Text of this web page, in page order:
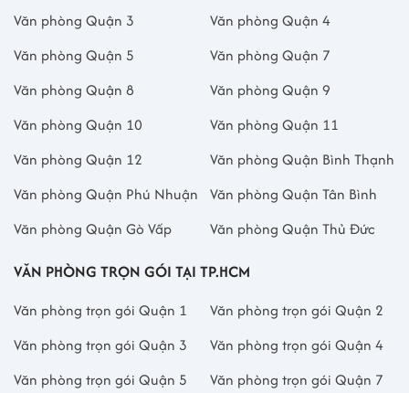
Văn phòng Quận 3
Văn phòng Quận 4
Văn phòng Quận 5
Văn phòng Quận 7
Văn phòng Quận 8
Văn phòng Quận 9
Văn phòng Quận 10
Văn phòng Quận 11
Văn phòng Quận 12
Văn phòng Quận Bình Thạnh
Văn phòng Quận Phú Nhuận
Văn phòng Quận Tân Bình
Văn phòng Quận Gò Vấp
Văn phòng Quận Thủ Đức
VĂN PHÒNG TRỌN GÓI TẠI TP.HCM
Văn phòng trọn gói Quận 1
Văn phòng trọn gói Quận 2
Văn phòng trọn gói Quận 3
Văn phòng trọn gói Quận 4
Văn phòng trọn gói Quận 5
Văn phòng trọn gói Quận 7